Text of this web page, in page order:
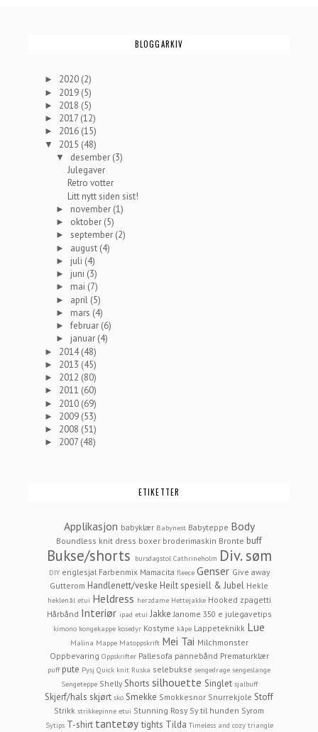
BLOGGARKIV
► 2020 (2)
► 2019 (5)
► 2018 (5)
► 2017 (12)
► 2016 (15)
▼ 2015 (48)
▼ desember (3)
Julegaver
Retro votter
Litt nytt siden sist!
► november (1)
► oktober (5)
►september (2)
► august (4)
► juli (4)
► juni (3)
► mai (7)
► april (5)
► mars (4)
►februar (6)
► januar (4)
► 2014(48)
► 2013 (45)
► 2012 (80)
► 2011 (60)
► 2010 (69)
► 2009 (53)
► 2008 (51)
► 2007 (48)
ETIKETTER
Applikasjon babyklær Babynest Babyteppe Body
Boundless knit dress boxer broderimaskin Bronte buff
Bukse/shorts bursdagstol Cathrineholm Div. søm
DIY englesjal Farbenmix Mamacita fleece Genser Give away
Gutterom Handlenett/veske Heilt spesiell & Jubel Hekle
heklenål etui Heldress herzdame Hettejakke Hooked zpagetti
Hårbånd Interiør ipad etui Jakke Janome 350 e julegavetips
kimono kongekappe kosedyr Kostyme kåpe Lappeteknikk Lue
Malina Mappe Matoppskrift Mei Tai Milchmonster
Oppbevaring Oppskrifter Pallesofa pannebånd Prematurklær
puff pute Pysj Quick knit Ruska selebukse sengedrage sengeslange
Sengeteppe Shelly Shorts silhouette Singlet sjalbuff
Skjerf/hals skjørt sko Smekke Smokkesnor Snurrekjole Stoff
Strikk strikkepinne etui Stunning Rosy Sy til hunden Syrom
Sytips T-shirt tantetøy tights Tilda Timeless and cozy triangle